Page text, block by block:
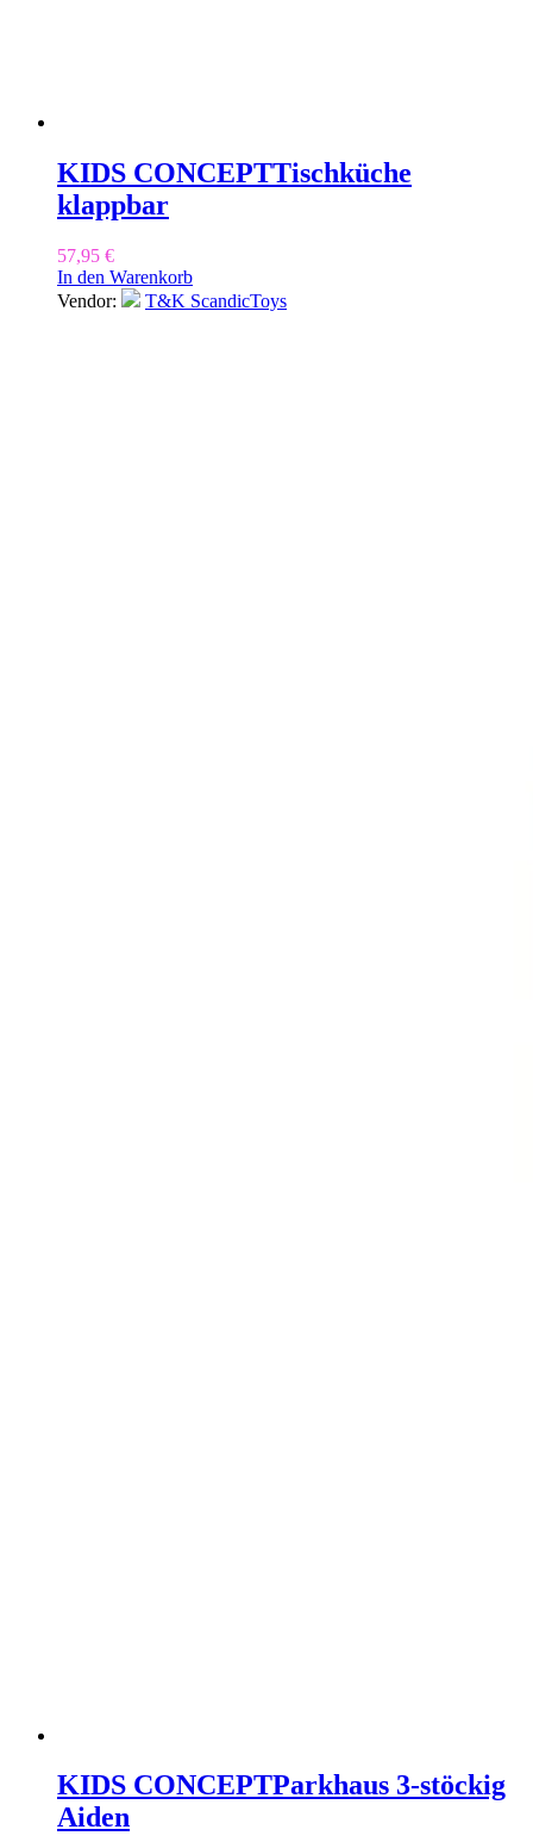
KIDS CONCEPTTischküche
klappbar
57,95 €
In den Warenkorb
Vendor:
T&K ScandicToys
KIDS CONCEPTParkhaus 3-stöckig
Aiden